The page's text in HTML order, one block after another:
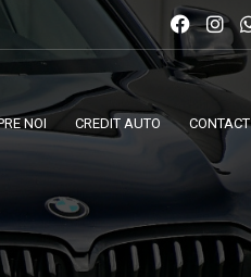
NOI CREDIT AUTO CONTACT